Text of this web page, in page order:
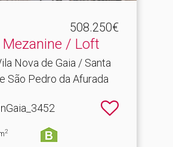
508.250€
/ Loft
Nova de Gaia / Santa
São Pedro da Afurada
2